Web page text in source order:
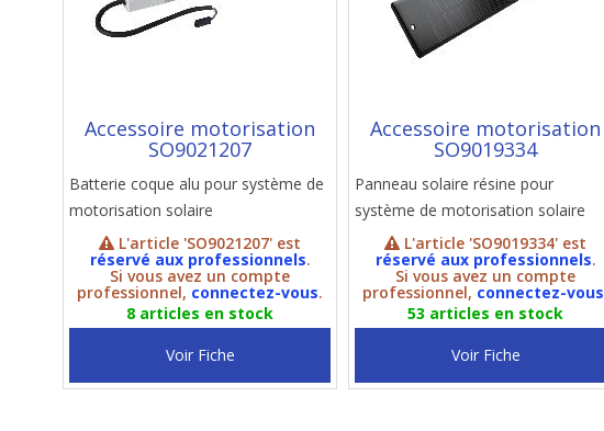
Accessoire motorisation
SO9021207
Batterie coque alu pour système de
motorisation solaire
L'article 'SO9021207' est
réservé aux professionnels.
Si vous avez un compte
professionnel, connectez-vous.
8 articles en stock
Voir Fiche
Accessoire motorisation
SO9019334
Panneau solaire résine pour
système de motorisation solaire
L'article 'SO9019334' est
réservé aux professionnels.
Si vous avez un compte
professionnel, connectez-vous
53 articles en stock
Voir Fiche